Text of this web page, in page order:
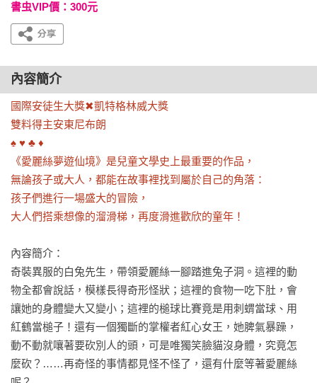
書虫VIP價：300元
內容簡介
國際安徒生大獎✖凱特格林威大獎
雙料得主安東尼布朗
♠ ♥ ♣ ♦
《愛麗絲夢遊仙境》是兒童文學史上最重要的作品，
無論孩子或大人，都能在故事裡找到屬於自己的角落：
孩子們進行一場盛大的冒險，
大人們搭乘想像的溜滑梯，再度滑進歡欣的童年！
內容簡介：
奇裝異服的白兔先生，帶領愛麗絲一腳踏進兔子洞。這裡的動
物全都會說話，模樣長得奇形怪狀；這裡的食物一吃下肚，會
讓她的身體變大又變小；這裡的槌球比賽竟是用刺蝟當球、用
紅鶴當槌子！還有一個獨斷的掌權者紅心女王，她脾氣暴躁，
動不動就嚷著要砍別人的頭，可是唯獨笑臉貓沒身體，究竟怎
麼砍？……再奇怪的事情都見怪不怪了，還有什麼等著愛麗絲